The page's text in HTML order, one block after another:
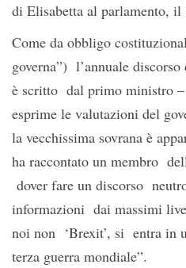
di Elisabetta al parlamento, il
Come da obbligo
governa”) l’annuale
è scritto dal primo ministro
esprime le valutazioni del
la vecchissima sovrana è
ha raccontato un membro
dover fare un discorso
informazioni dai massimi
noi non ‘Brexit’, si entra in
terza guerra mondiale”.